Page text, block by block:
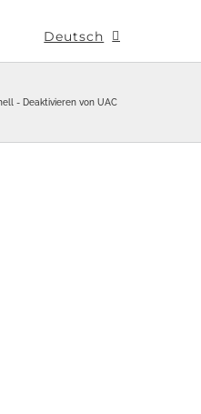
Deutsch
- Deaktivieren von UAC